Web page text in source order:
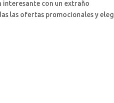
interesante con un extraño
las ofertas promocionales y